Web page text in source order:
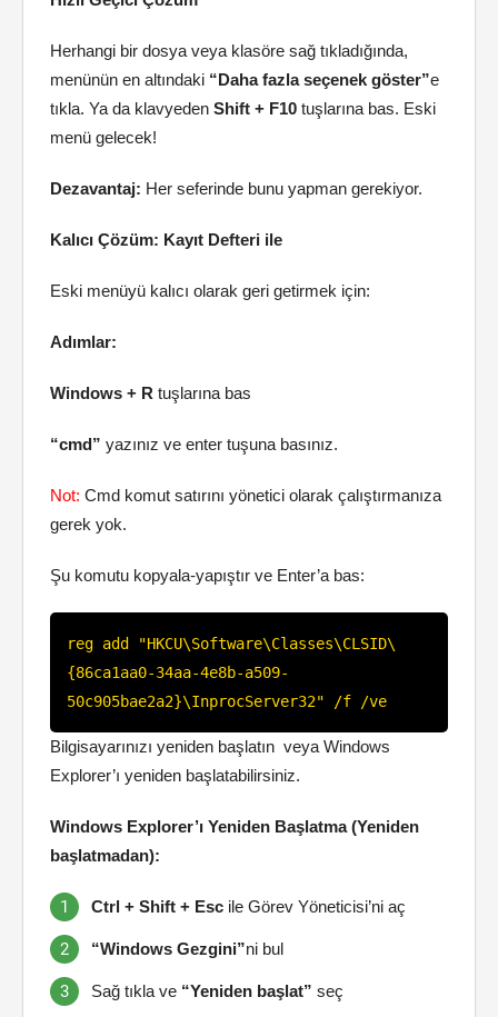
Herhangi bir dosya veya klasöre sağ tıkladığında,
menünün en altındaki “Daha fazla seçenek göster”e
tıkla. Ya da klavyeden Shift + F10 tuşlarına bas. Eski
menü gelecek!
Dezavantaj: Her seferinde bunu yapman gerekiyor.
Kalıcı Çözüm: Kayıt Defteri ile
Eski menüyü kalıcı olarak geri getirmek için:
Adımlar:
Windows + R tuşlarına bas
“cmd” yazınız ve enter tuşuna basınız.
Not: Cmd komut satırını yönetici olarak çalıştırmanıza
gerek yok.
Şu komutu kopyala-yapıştır ve Enter’a bas:
reg add "HKCU\Software\Classes\CLSID\
{86ca1aa0-34aa-4e8b-a509-
50c905bae2a2}\InprocServer32" /f /ve
Bilgisayarınızı yeniden başlatın veya Windows
Explorer’ı yeniden başlatabilirsiniz.
Windows Explorer’ı Yeniden Başlatma (Yeniden
başlatmadan):
Ctrl + Shift + Esc ile Görev Yöneticisi’ni aç
“Windows Gezgini”ni bul
Sağ tıkla ve “Yeniden başlat” seç